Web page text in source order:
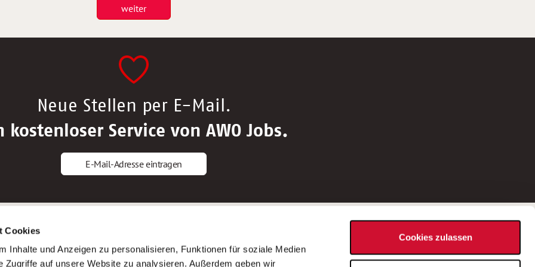
Cookies
Inhalte und Anzeigen zu personalisieren, Funktionen für soziale Medien
Zugriffe auf unsere Website zu analysieren. Außerdem geben wir
Cookies zulassen
weiter
Neue Stellen per E-Mail.
kostenloser Service von AWO Jobs.
E-Mail-Adresse eintragen
Altenpfleger*in
Krankenpfleger*in
AWO Gliederungen nach Bundesland
Stellenangebote nach Bundesländern